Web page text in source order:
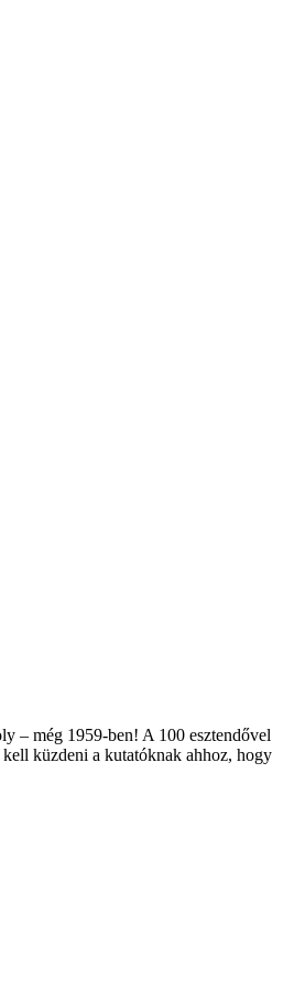
– még 1959-ben! A 100 esztendővel
küzdeni a kutatóknak ahhoz, hogy